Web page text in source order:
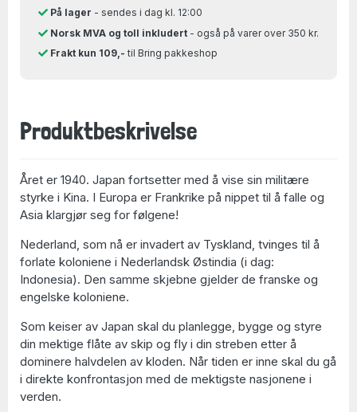
På lager - sendes i dag kl. 12:00
Norsk MVA og toll inkludert- også på varer over 350 kr.
Frakt kun 109,- til Bring pakkeshop
Produktbeskrivelse
Året er 1940. Japan fortsetter med å vise sin militære
styrke i Kina. I Europa er Frankrike på nippet til å falle og
Asia klargjør seg for følgene!
Nederland, som nå er invadert av Tyskland, tvinges til å
forlate koloniene i Nederlandsk Østindia (i dag:
Indonesia). Den samme skjebne gjelder de franske og
engelske koloniene.
Som keiser av Japan skal du planlegge, bygge og styre
din mektige flåte av skip og fly i din streben etter å
dominere halvdelen av kloden. Når tiden er inne skal du gå
i direkte konfrontasjon med de mektigste nasjonene i
verden.